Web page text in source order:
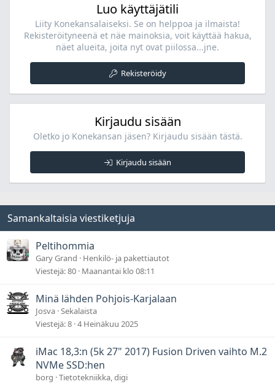
Luo käyttäjätili
Liity Konekansalaiseksi. Se on helppoa ja ilmaista!
Rekisteröityneenä et näe mainoksia, voit käyttää hakua,
näet alueita, joita nyt ovat piilossa...jne.
Rekisteröidy
Kirjaudu sisään
Oletko jo Konekansan jäsen? Kirjaudu sisään tästä.
Kirjaudu sisään
Samankaltaisia viestiketjuja
Peltihommia
Gary Grand
Henkilö- ja pakettiautot
Viestejä 80 Maanantai klo 08:11
Minä lähden Pohjois-Karjalaan
Josva Sekalaista
Viestejä 8 4 Heinäkuu 2025
iMac 18,3:n (5k 27" 2017) Fusion Driven vaihto M.2
NVMe SSD:hen
borg Tietotekniikka, digi